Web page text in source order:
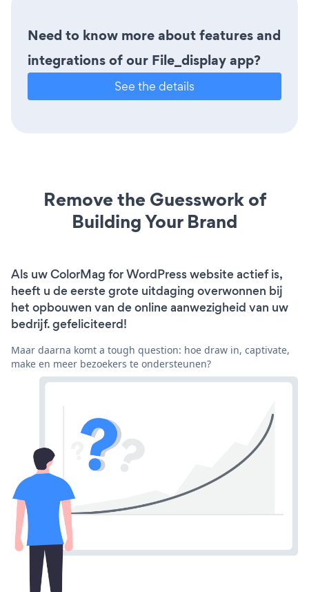
Need to know more about features and
integrations of our File_display app?
See the details
Remove the Guesswork of
Building Your Brand
Als uw ColorMag for WordPress website actief is,
heeft u de eerste grote uitdaging overwonnen bij
het opbouwen van de online aanwezigheid van uw
bedrijf. gefeliciteerd!
Maar daarna komt a tough question: hoe draw in, captivate,
make en meer bezoekers te ondersteunen?